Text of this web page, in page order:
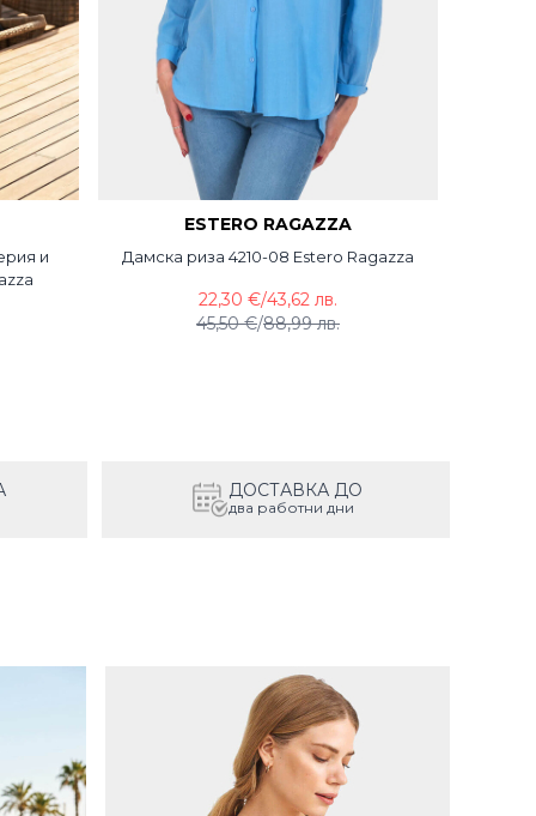
и
ESTERO RAGAZZA
Дамска риза 4210-08 Estero Ragazza
45,50 €/88,99 лв.
22,30 €/43,62 лв.
ДОСТАВКА ДО
два работни дни